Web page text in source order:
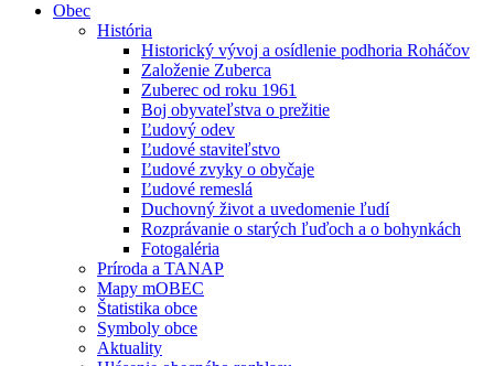
Obec
História
Historický vývoj a osídlenie podhoria Roháčov
Založenie Zuberca
Zuberec od roku 1961
Boj obyvateľstva o prežitie
Ľudový odev
Ľudové staviteľstvo
Ľudové zvyky o obyčaje
Ľudové remeslá
Duchovný život a uvedomenie ľudí
Rozprávanie o starých ľuďoch a o bohynkách
Fotogaléria
Príroda a TANAP
Mapy mOBEC
Štatistika obce
Symboly obce
Aktuality